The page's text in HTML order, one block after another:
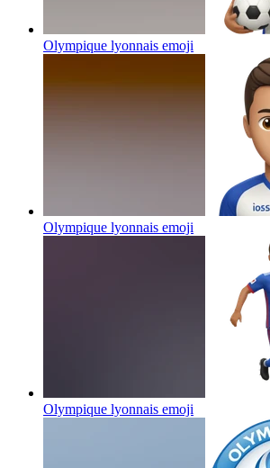
Olympique lyonnais emoji
Olympique lyonnais emoji
Olympique lyonnais emoji